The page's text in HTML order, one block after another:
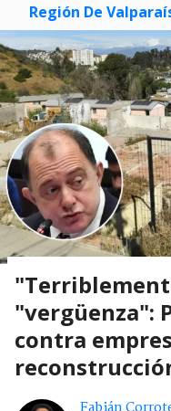
Región De
"vergüenza":
contra